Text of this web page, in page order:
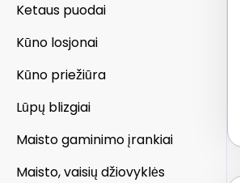
Ketaus puodai
Kūno losjonai
Kūno priežiūra
Lūpų blizgiai
Maisto gaminimo įrankiai
Maisto, vaisių džiovyklės